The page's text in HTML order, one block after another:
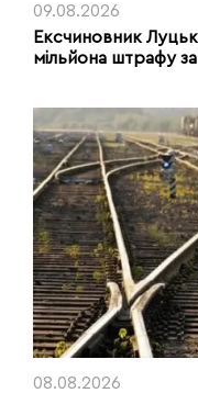
09.08.2026
Ексчиновник
мільйона штрафу
08.08.2026